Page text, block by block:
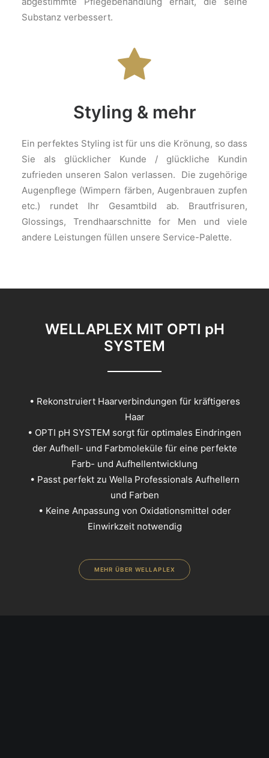
Substanz verbessert.
Styling & mehr
Ein perfektes Styling ist für uns die Krönung, so dass
Sie als glücklicher Kunde / glückliche Kundin
zufrieden unseren Salon verlassen. Die zugehörige
Augenpflege (Wimpern färben, Augenbrauen zupfen
etc.) rundet Ihr Gesamtbild ab. Brautfrisuren,
Glossings, Trendhaarschnitte for Men und viele
andere Leistungen füllen unsere Service-Palette.
WELLAPLEX MIT OPTI pH
SYSTEM
• Rekonstruiert Haarverbindungen für kräftigeres
Haar
• OPTI pH SYSTEM sorgt für optimales Eindringen
der Aufhell- und Farbmoleküle für eine perfekte
Farb- und Aufhellentwicklung
• Passt perfekt zu Wella Professionals Aufhellern
und Farben
• Keine Anpassung von Oxidationsmittel oder
Einwirkzeit notwendig
MEHR ÜBER WELLAPLEX